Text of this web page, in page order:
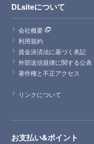
DLsiteについて
会社概要
利用規約
資金決済法に基づく表記
外部送信規律に関する公表
著作権と不正アクセス
リンクについて
お支払い&ポイント